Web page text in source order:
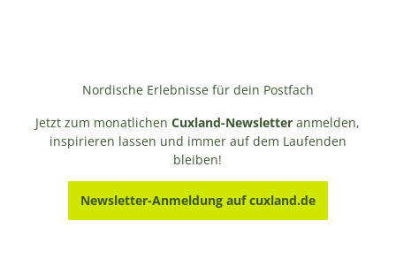
Nordische Erlebnisse für dein Postfach
Jetzt zum monatlichenCuxland-Newsletter anmelden,
inspirieren lassen und immer auf dem Laufenden
bleiben!
Newsletter-Anmeldung auf cuxland.de